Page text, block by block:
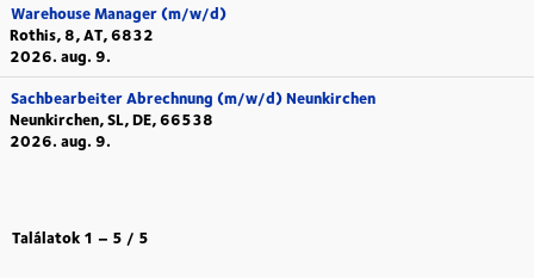
Warehouse Manager (m/w/d)
Rothis, 8, AT, 6832
2026. aug. 9.
Sachbearbeiter Abrechnung (m/w/d) Neunkirchen
Neunkirchen, SL, DE, 66538
2026. aug. 9.
Találatok 1 – 5 / 5